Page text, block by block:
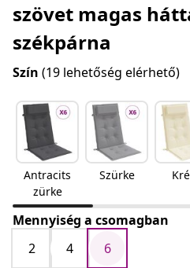
szövet magas
székpárna
Szín (19 lehetőség elérhető)
Antracits
zürke
Szürke
Mennyiség a csomagban
2
4 6